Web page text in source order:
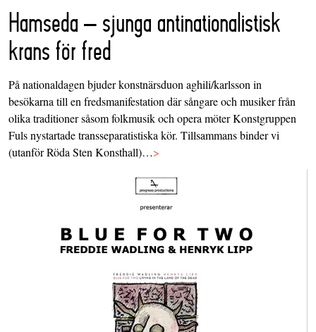
Hamseda – sjunga antinationalistisk
krans för fred
På nationaldagen bjuder konstnärsduon aghili/karlsson in
besökarna till en fredsmanifestation där sångare och musiker från
olika traditioner såsom folkmusik och opera möter Konstgruppen
Fuls nystartade transseparatistiska kör. Tillsammans binder vi
(utanför Röda Sten Konsthall)…>